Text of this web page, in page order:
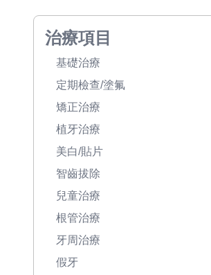
治療項目
基礎治療
定期檢查/塗氟
矯正治療
植牙治療
美白/貼片
智齒拔除
兒童治療
根管治療
牙周治療
假牙